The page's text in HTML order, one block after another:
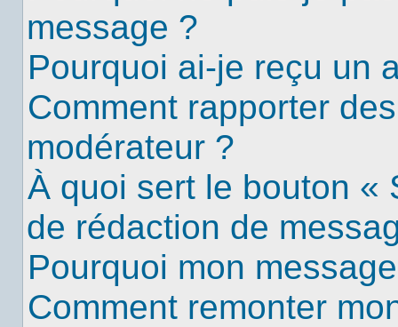
message ?
Pourquoi ai-je reçu un
Comment rapporter
modérateur ?
À quoi sert le bouton «
de rédaction de
Pourquoi mon
Comment remonter